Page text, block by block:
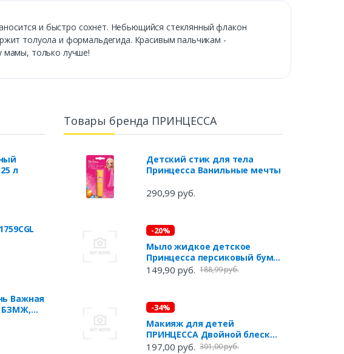
и быстро сохнет. Небьющийся стеклянный флакон
толуола и формальдегида. Красивым пальчикам -
мамы, только лучше!
л
Важная
БЗМЖ,
Товары бренда ПРИНЦЕССА
Детский стик для тела
Принцесса Ванильные мечты
290,99 руб.
-20%
Мыло жидкое детское
Принцесса персиковый бум,
490 мл
149,90 руб. 188,99 руб.
-34%
Макияж для детей
ПРИНЦЕССА Двойной блеск
для губ Клубничный мусс
197,00 руб. 301,00 руб.